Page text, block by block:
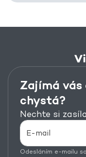
Zajímá vás
chystá?
Nechte si
Odesláním e-mailu